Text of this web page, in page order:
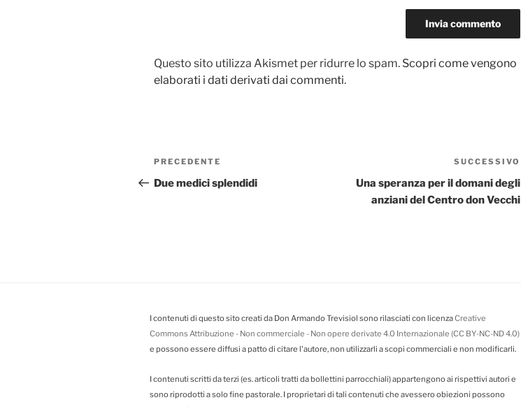
Questo sito utilizza Akismet per ridurre lo spam. Scopri come vengono
elaborati i dati derivati dai commenti.
Navigazione
articoli
Articolo
precedente:
PRECEDENTE
Due medici splendidi
SUCCESSIVO
Una speranza per il domani degli
anziani del Centro don Vecchi
I contenuti di questo sito creati da Don Armando Trevisiol sono rilasciati con licenzaCreative
Commons Attribuzione - Non commerciale - Non opere derivate 4.0 Internazionale (CC BY-NC-ND 4.0)
e possono essere diffusi a patto di citare l'autore, non utilizzarli a scopi commerciali e non modificarli.
I contenuti scritti da terzi (es. articoli tratti da bollettini parrocchiali) appartengono ai rispettivi autori e
sono riprodotti a solo fine pastorale. I proprietari di tali contenuti che avessero obiezioni possono